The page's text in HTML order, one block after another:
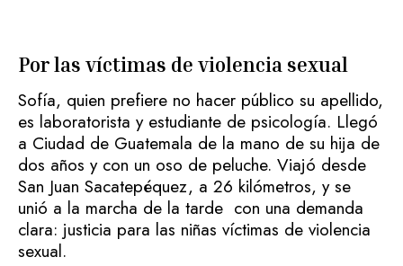
Por las víctimas de violencia sexual
Sofía, quien prefiere no hacer público su apellido,
es laboratorista y estudiante de psicología. Llegó
a Ciudad de Guatemala de la mano de su hija de
dos años y con un oso de peluche. Viajó desde
San Juan Sacatepéquez, a 26 kilómetros, y se
unió a la marcha de la tarde con una demanda
clara: justicia para las niñas víctimas de violencia
sexual.